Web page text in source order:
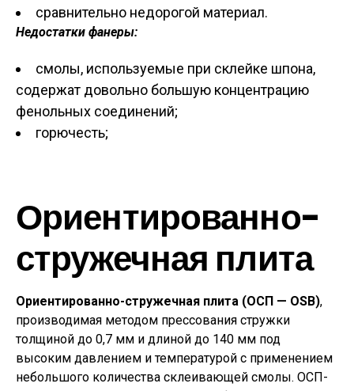
сравнительно недорогой материал.
Недостатки фанеры:
смолы, используемые при склейке шпона,
содержат довольно большую концентрацию
фенольных соединений;
горючесть;
Ориентированно-
стружечная плита
Ориентированно-стружечная плита (ОСП — OSB),
производимая методом прессования стружки
толщиной до 0,7 мм и длиной до 140 мм под
высоким давлением и температурой с применением
небольшого количества склеивающей смолы. ОСП-